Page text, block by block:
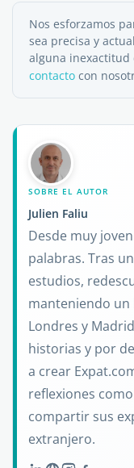
Nos esforzamos
sea precisa y
alguna inexactitud
contacto con
SOBRE EL AUTOR
Julien Faliu
Desde muy
palabras. Tras
estudios,
manteniendo
Londres y
historias y por
a crear
reflexiones
compartir sus
extranjero.